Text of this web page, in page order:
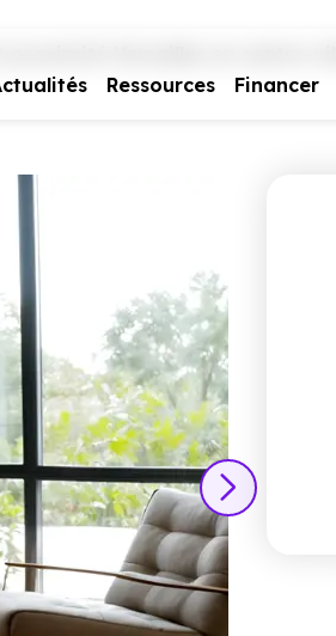
Ressources Financer
Versailles en centre-